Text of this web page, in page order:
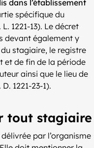
dans l’établissement
spécifique du
1221-13). Le décret
devant également y
stagiaire, le registre
et de fin de la période
ainsi que le lieu de
1221-23-1).
tout stagiaire
par l’organisme